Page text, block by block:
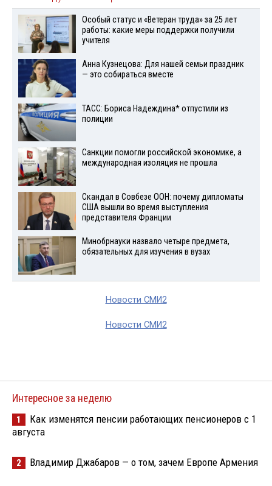
Особый статус и «Ветеран труда» за 25 лет
работы: какие меры поддержки получили
учителя
Анна Кузнецова: Для нашей семьи праздник
— это собираться вместе
ТАСС: Бориса Надеждина* отпустили из
полиции
Санкции помогли российской экономике, а
международная изоляция не прошла
Скандал в Совбезе ООН: почему дипломаты
США вышли во время выступления
представителя Франции
Минобрнауки назвало четыре предмета,
обязательных для изучения в вузах
Новости СМИ2
Новости СМИ2
Интересное за неделю
1
Как изменятся пенсии работающих пенсионеров с 1
августа
2 Владимир Джабаров — о том, зачем Европе Армения